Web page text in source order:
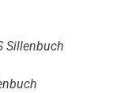
Sillenbuch